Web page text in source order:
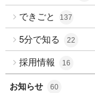
できごと 137
5分で知る 22
採用情報 16
お知らせ 60